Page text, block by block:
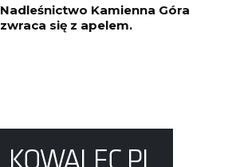
Nadleśnictwo Kamienna Góra
zwraca się z apelem.